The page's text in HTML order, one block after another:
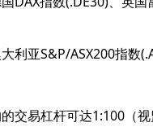
利亚S&P/ASX200指数
交易杠杆可达1:100（